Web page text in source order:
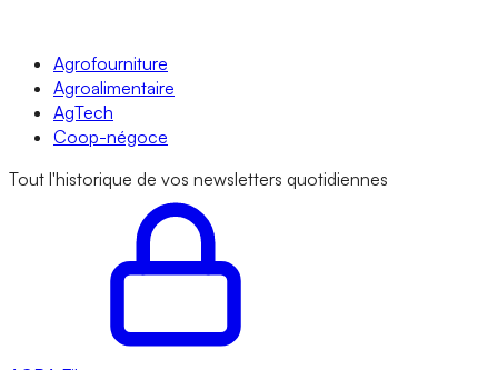
Agrofourniture
Agroalimentaire
AgTech
Coop-négoce
Tout l'historique de vos newsletters quotidiennes